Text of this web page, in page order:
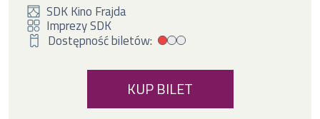
SDK Kino Frajda
Imprezy SDK
Dostępność biletów:
Mała dostępność biletów
KUP BILET